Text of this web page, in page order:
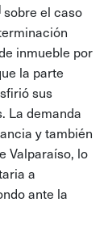
sobre el caso
inmueble por
la parte
sus
La demanda
y también
Valparaíso, lo
a
ante la